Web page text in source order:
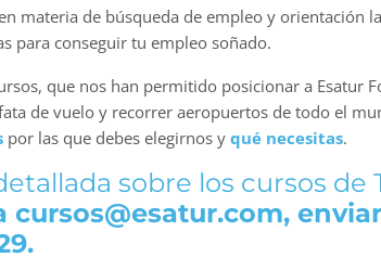
materia de búsqueda de empleo y orientación
para conseguir tu empleo soñado.
que nos han permitido posicionar a Esatur
de vuelo y recorrer aeropuertos de todo el
por las que debes elegirnos y qué necesitas.
sobre los cursos de